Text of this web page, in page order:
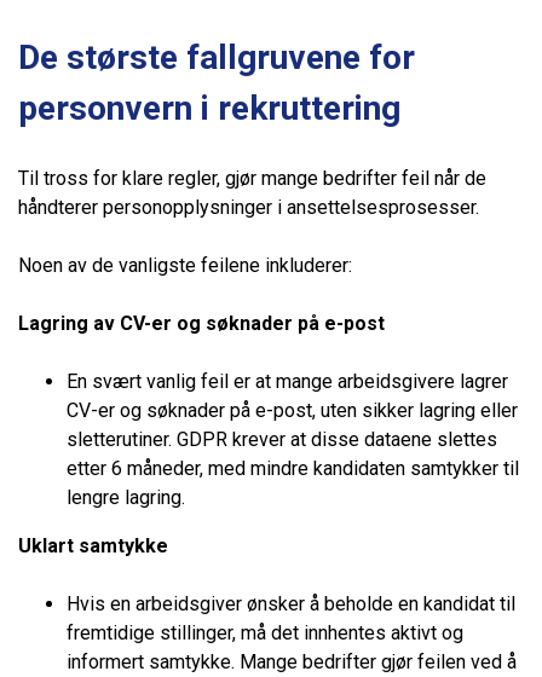
De største fallgruvene for
personvern i rekruttering
Til tross for klare regler, gjør mange bedrifter feil når de
håndterer personopplysninger i ansettelsesprosesser.
Noen av de vanligste feilene inkluderer:
Lagring av CV-er og søknader på e-post
En svært vanlig feil er at mange arbeidsgivere lagrer
CV-er og søknader på e-post, uten sikker lagring eller
sletterutiner. GDPR krever at disse dataene slettes
etter 6 måneder, med mindre kandidaten samtykker til
lengre lagring.
Uklart samtykke
Hvis en arbeidsgiver ønsker å beholde en kandidat til
fremtidige stillinger, må det innhentes aktivt og
informert samtykke. Mange bedrifter gjør feilen ved å